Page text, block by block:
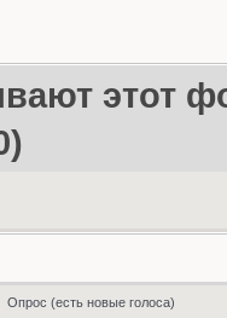
этот
Опрос (есть новые голоса)